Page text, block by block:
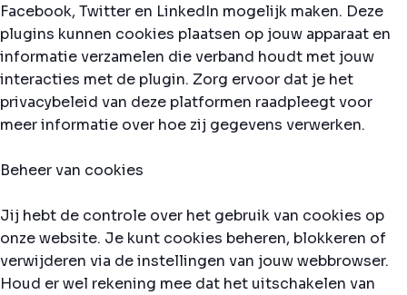
Facebook, Twitter en LinkedIn mogelijk maken. Deze
plugins kunnen cookies plaatsen op jouw apparaat en
informatie verzamelen die verband houdt met jouw
interacties met de plugin. Zorg ervoor dat je het
privacybeleid van deze platformen raadpleegt voor
meer informatie over hoe zij gegevens verwerken.
Beheer van cookies
Jij hebt de controle over het gebruik van cookies op
onze website. Je kunt cookies beheren, blokkeren of
verwijderen via de instellingen van jouw webbrowser.
Houd er wel rekening mee dat het uitschakelen van